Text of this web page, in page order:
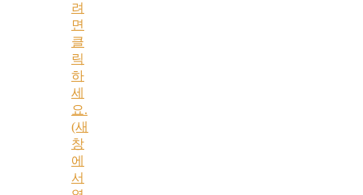
려
면
클
릭
하
세
요.
(새
창
에
서